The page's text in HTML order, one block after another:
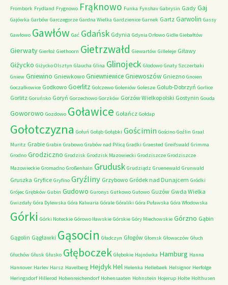
Frombork Frydland Frygnowo Frąknowo Funka Fynshav Gabrysin Gady Gaj
Gajówka Garbów Garczegorze Gardna Wielka Gardzienice Garnek Gartz Garwolin Gassy
Gawłowo Gawłów Gać Gdańsk Gdynia Gdynia Orłowo Gidle Giebałtów
Gierwaty Gierłoż Giethoorn Gietrzwałd Giewartów Gilleleje Giławy
Giżycko Giżycko Olsztyn Glaucha Glina Glinojeck Glodowo Gnaty Szczerbaki
Gniew Gniewino Gniewkowo GniewniewiceGniewoszów Gniezno Gnoien
Goczałkowice Godkowo Goerlitz Golczewo Goleniów Golesze Golub-Dobrzyń Gorlice
Gorlitz Goruńsko Goryń Gorzechowo Gorzków Gorzów Wielkopolski Gostynin Gouda
Goworowo Gozdowo Goławice Gołańcz Gołdap
Gołotczyzna Gołuń Gołąb Gołąbki Gościmin Gościno Goźlin Graal
Muritz Grabie Grabin Grabowo Grabów nad Pilicą Gradki Graested Greifswald Grimma
Grodno Grodziczno Grodzisk Grodzisk Mazowiecki Grodziszcze Grodziszcze
Mazowieckie Gromadno Großenhain Grudusk Grudziądz Gruenewald Grunwald
Gruszka Gryfice Gryfino Gryźliny Grzybowo Gródek nad Dunajcem Gródki
Grójec Grębków Gubin Gudowo Guronys Gutkowo Gutowo Guzów Gwda Wielka
Gwizdały Góra Dylewska Góra Kalwaria Górale Góraliki Góra Puławska Góra Włodowska
Górki Górki Noteckie Górowo Iławskie Górskie Góry Miechowskie Górzno Gąbin
Gągolin Gągławki Gąsocin Gładczyn Głogów Głomsk Głowaczów Głuch
Głuchów Głusk Głusko Głęboczek Głębokie Hajnówka Hamburg Hanna
Hannover Harlev Harsz Havelberg HejdykHel Helenka Hellebaek Helsignor Herfolge
Heringsdorf Hillerod Hohenreichendorf Hohensaaten Hohnstein Hojerup Holte Holthusen